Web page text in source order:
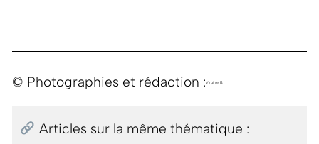
© Photographies et rédaction :Virginie B.
Articles sur la même thématique :